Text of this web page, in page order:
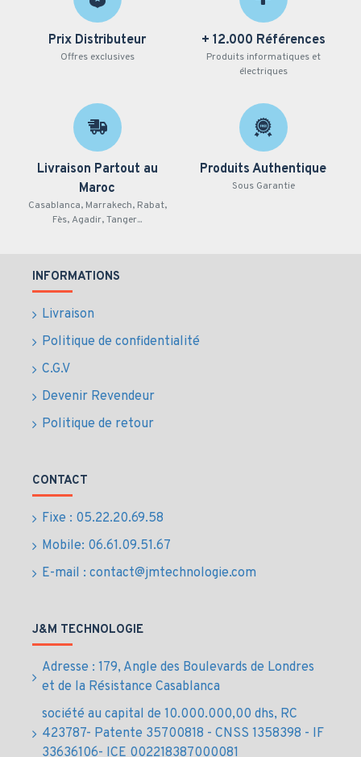
techniques du SSD
NVMe Samsung 980
PRO
Capacité :
1TB pour systèmes, applications et
données professionnelles
Format : M.2 NVMe compact et performant
Interface :PCIe Gen4 pour une réactivité élevée
Série :980 PRO, orientée performance
création de contenu
Usages
professionnels du
disque dur SSD 1TB
NVMe au Maroc
travail
Exécution fluide des applications métiers et
multitâches
de données
Mise à niveau de systèmes compatibles M.2 NVMe
équipes
Compatibilité et
installation du SSD
Samsung NVMe PCIe
Prix Distributeur
Offres exclusives
+ 12.000 Références
Produits informatiques et
électriques
Livraison Partout au
Maroc
Casablanca, Marrakech, Rabat,
Fès, Agadir, Tanger...
Produits Authentique
Sous Garantie
INFORMATIONS
Livraison
Politique de confidentialité
C.G.V
Devenir Revendeur
Politique de retour
CONTACT
Fixe : 05.22.20.69.58
Mobile: 06.61.09.51.67
E-mail : contact@jmtechnologie.com
J&M TECHNOLOGIE
Adresse : 179, Angle des Boulevards de Londres
et de la Résistance Casablanca
société au capital de 10.000.000,00 dhs, RC
423787- Patente 35700818 - CNSS 1358398 - IF
33636106- ICE 002218387000081